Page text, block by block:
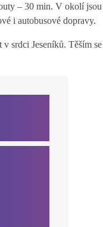
– 30 min. V okolí
i autobusové dopravy.
srdci Jeseníků. Těším